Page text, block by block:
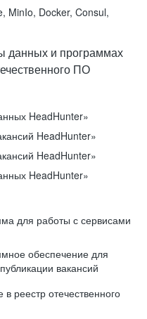
MinIo, Docker, Consul,
данных и программах
ПО
HeadHunter»
HeadHunter»
HeadHunter»
HeadHunter»
для работы с сервисами
обеспечение для
вакансий
реестр отечественного